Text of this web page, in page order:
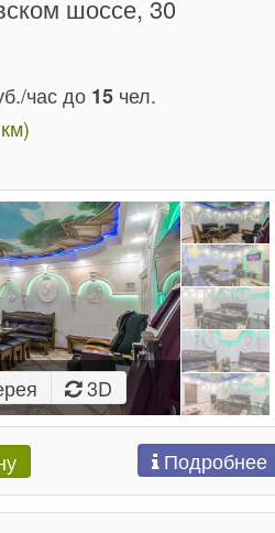
то просто традиция. Какие
проспект вы обнаружите
уикенда.
о каждой мелочи
насыщенным и
сауну, соответствующую
каталоге иготовьтесь
впечатления в
шоссе, 30
час до 15 чел.
3D
Подробнее